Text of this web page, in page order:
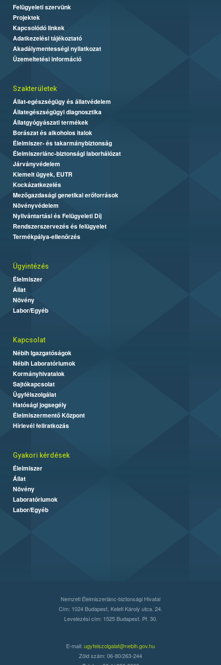
Felügyeleti szervünk
Projektek
Kapcsolódó linkek
Adatkezelési tájékoztató
Akadálymentességi nyilatkozat
Üzemeltetési információ
Szakterületek
Állat-egészségügy és állatvédelem
Állategészségügyi diagnosztika
Állatgyógyászati termékek
Borászat és alkoholos italok
Élelmiszer- és takarmánybiztonság
Élelmiszerlánc-biztonsági laborhálózat
Járványvédelem
Kiemelt ügyek, EUTR
Kockázatkezelés
Mezőgazdasági genetikai erőforrások
Növényvédelem
Nyilvántartási és Felügyeleti Díj
Rendszerszervezés és felügyelet
Termékpálya-ellenőrzés
Ügyintézés
Élelmiszer
Állat
Növény
Labor/Egyéb
Kapcsolat
Nébih Igazgatóságok
Nébih Laboratóriumok
Kormányhivatalok
Sajtókapcsolat
Ügyfélszolgálat
Hatósági jogsegély
Élelmiszermentő Központ
Hírlevél feliratkozás
Gyakori kérdések
Élelmiszer
Állat
Növény
Laboratóriumok
Labor/Egyéb
Nemzeti Élelmiszerlánc-biztonsági Hivatal
Cím: 1024 Budapest, Keleti Károly utca. 24.
Levelezési cím: 1525 Budapest. Pf. 30.
E-mail: ugyfelszolgalat@nebih.gov.hu
Zöld szám: 06-80/263-244